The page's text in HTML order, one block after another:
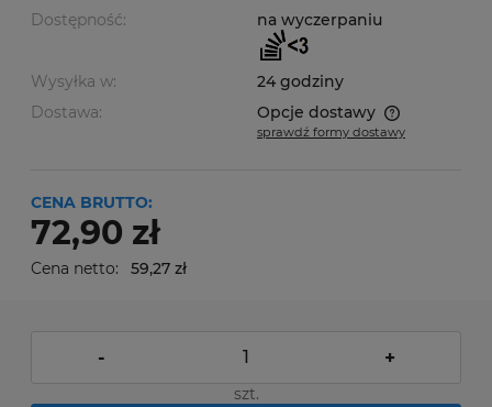
Dostępność:
na wyczerpaniu
Wysyłka w:
24 godziny
Dostawa:
Opcje dostawy
Cena nie zawiera ewentualnych kosztów płatności
sprawdź formy dostawy
CENA BRUTTO:
72,90 zł
Cena netto: 59,27 zł
- +
szt.